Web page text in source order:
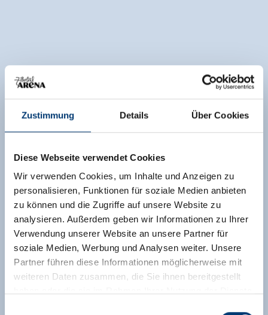
Zustimmung Details Über Cookies
Diese Webseite verwendet Cookies
Wir verwenden Cookies, um Inhalte und Anzeigen zu
personalisieren, Funktionen für soziale Medien anbieten
zu können und die Zugriffe auf unsere Website zu
analysieren. Außerdem geben wir Informationen zu Ihrer
Verwendung unserer Website an unsere Partner für
soziale Medien, Werbung und Analysen weiter. Unsere
Partner führen diese Informationen möglicherweise mit
weiteren Daten zusammen, die Sie ihnen bereitgestellt